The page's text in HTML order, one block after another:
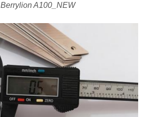
Berrylion A100_NEW